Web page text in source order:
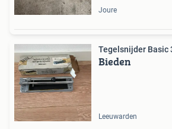
Joure
Tegelsnijder Basic
Bieden
Leeuwarden